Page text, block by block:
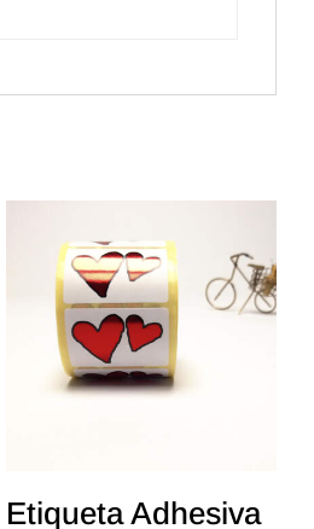
Etiqueta Adhesiva